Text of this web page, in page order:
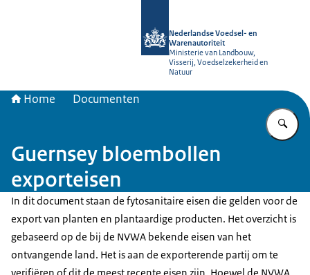
Nederlandse Voedsel- en
Warenautoriteit
Ministerie van Landbouw,
Visserij, Voedselzekerheid en
Natuur
Home Documenten
Guernsey bloembollen
exporteisen
In dit document staan de fytosanitaire eisen die gelden voor de
export van planten en plantaardige producten. Het overzicht is
gebaseerd op de bij de NVWA bekende eisen van het
ontvangende land. Het is aan de exporterende partij om te